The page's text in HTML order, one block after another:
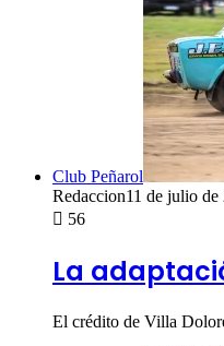
Club Peñarol
Redaccion11 de julio de
56
La
El crédito de Villa